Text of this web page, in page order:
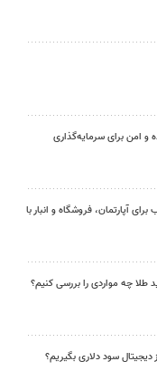
و امن برای سرمایه‌گذاری
آپارتمان، فروشگاه و انبار با
چه مواردی را بررسی کنیم؟
دیجیتال سود دلاری بگیریم؟